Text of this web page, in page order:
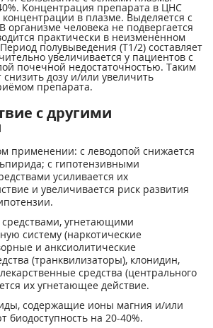
Концентрация препарата в ЦНС
концентрации в плазме. Выделяется с
организме человека не подвергается
практически в неизмененном
полувыведения (Т1/2) составляет
увеличивается у пациентов с
почечной недостаточностью. Таким
дозу и/или увеличить
препарата.
с другими
применении: с леводопой снижается
с гипотензивными
усиливается их
и увеличивается риск развития
угнетающими
систему (наркотические
и анксиолитические
(транквилизаторы), клонидин,
средства (центрального
их угнетающее действие.
содержащие ионы магния и/или
на 20-40%.